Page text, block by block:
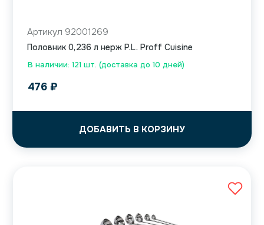
В наличии: 121 шт. (доставка до 10 дней)
Артикул 92001269
Половник 0,236 л нерж P.L. Proff Cuisine
476 ₽
ДОБАВИТЬ В КОРЗИНУ